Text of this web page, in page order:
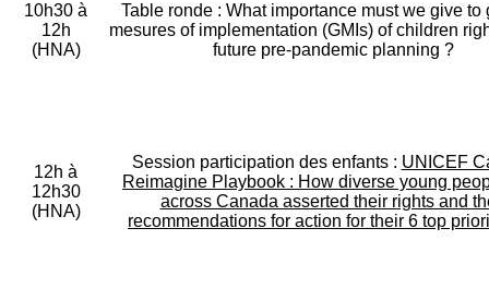
10h30 à
12h
(HNA)
Table ronde : What importance must we give to
mesures of implementation (GMIs) of children
future pre-pandemic planning ?
12h à
12h30
(HNA)
Session participation des enfants : UNICEF
Reimagine Playbook : How diverse young
across Canada asserted their rights and
recommendations for action for their 6 top